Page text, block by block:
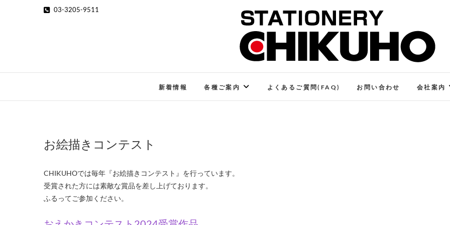
03-3205-9511
STATIONERY CHIKUHO
新着情報 各種ご案内 よくあるご質問(FAQ) お問い合わせ 会社案内
お絵描きコンテスト
CHIKUHOでは毎年『お絵描きコンテスト』を行っています。
受賞された方には素敵な賞品を差し上げております。
ふるってご参加ください。